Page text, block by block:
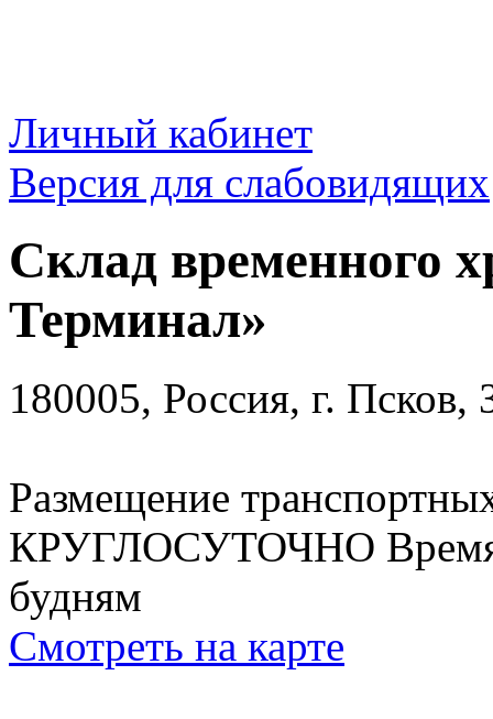
Личный кабинет
Версия для слабовидящих
Склад временного
Терминал»
180005, Россия, г. Псков,
Размещение
КРУГЛОСУТОЧНО
будням
Смотреть на карте